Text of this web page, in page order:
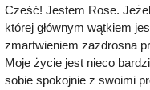
Cześć! Jestem Rose.
której głównym wątkiem
zmartwieniem zazdrosna
Moje życie jest nieco
sobie spokojnie z swoimi